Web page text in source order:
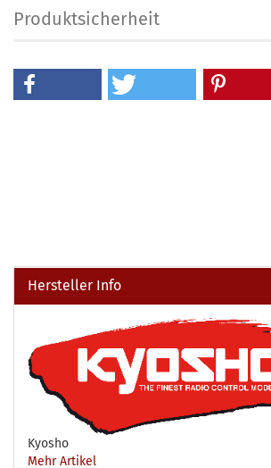
Produktsicherheit
Hersteller Info
Kyosho
Mehr Artikel